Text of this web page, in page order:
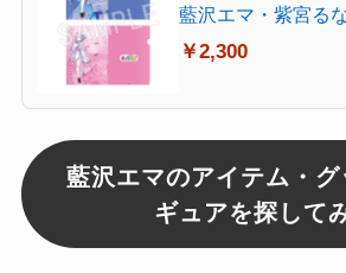
藍沢エマ・紫宮る
￥2,300
藍沢エマのアイテム・グ
ギュアを探して